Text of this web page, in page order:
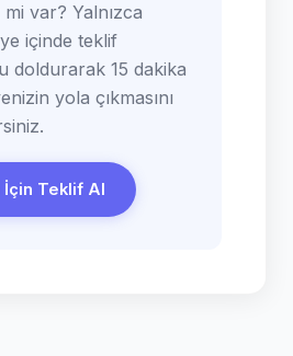
var? Yalnızca
içinde teklif
doldurarak 15 dakika
yola çıkmasını
İçin Teklif Al